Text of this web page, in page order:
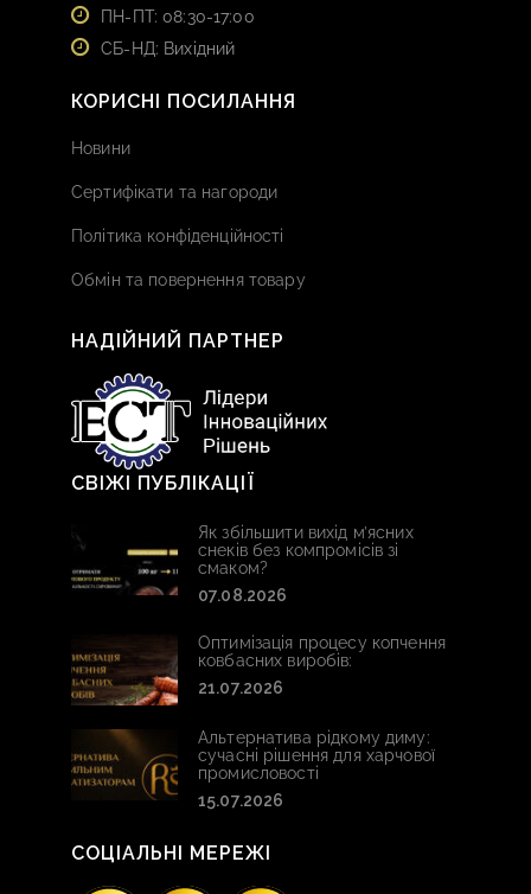
ПН-ПТ: 08:30-17:00
СБ-НД: Вихідний
КОРИСНІ ПОСИЛАННЯ
Новини
Сертифікати та нагороди
Політика конфіденційності
Обмін та повернення товару
НАДІЙНИЙ ПАРТНЕР
СВІЖІ ПУБЛІКАЦІЇ
Як збільшити вихід м’ясних
снеків без компромісів зі
смаком?
07.08.2026
Оптимізація процесу копчення
ковбасних виробів:
21.07.2026
Альтернатива рідкому диму:
сучасні рішення для харчової
промисловості
15.07.2026
СОЦІАЛЬНІ МЕРЕЖІ